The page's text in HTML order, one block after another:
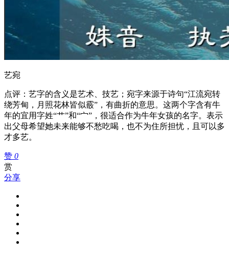
艺宛
点评：艺字的含义是艺术、技艺；宛字来源于诗句“江流宛转
绕芳甸，月照花林皆似霰”，有曲折的意思。这两个字含有牛
年的宜用字姓“艹”和“宀”，很适合作为牛年女孩的名字。表示
出父母希望她未来能够不愁吃喝，也不为住所担忧，且可以多
才多艺。
赞 0
赏
分享